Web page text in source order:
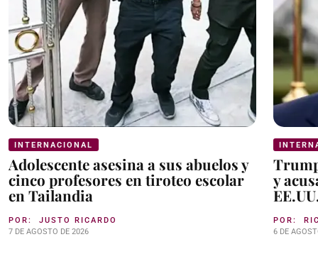
INTERNACIONAL
Adolescente asesina a sus abuelos y
cinco profesores en tiroteo escolar
en Tailandia
POR: JUSTO RICARDO
7 DE AGOSTO DE 2026
y
POR:
6 DE